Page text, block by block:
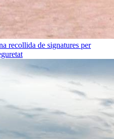
recollida de signatures per